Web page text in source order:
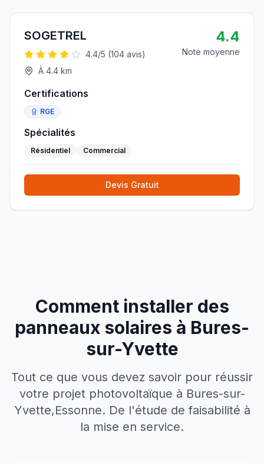
SOGETREL
4.4/5 (104 avis)
À 4.4 km
4.4
Note moyenne
Certifications
RGE
Spécialités
Résidentiel Commercial
Devis Gratuit
Comment installer des
panneaux solaires à Bures-
sur-Yvette
Tout ce que vous devez savoir pour réussir
votre projet photovoltaïque à Bures-sur-
Yvette,Essonne. De l'étude de faisabilité à
la mise en service.